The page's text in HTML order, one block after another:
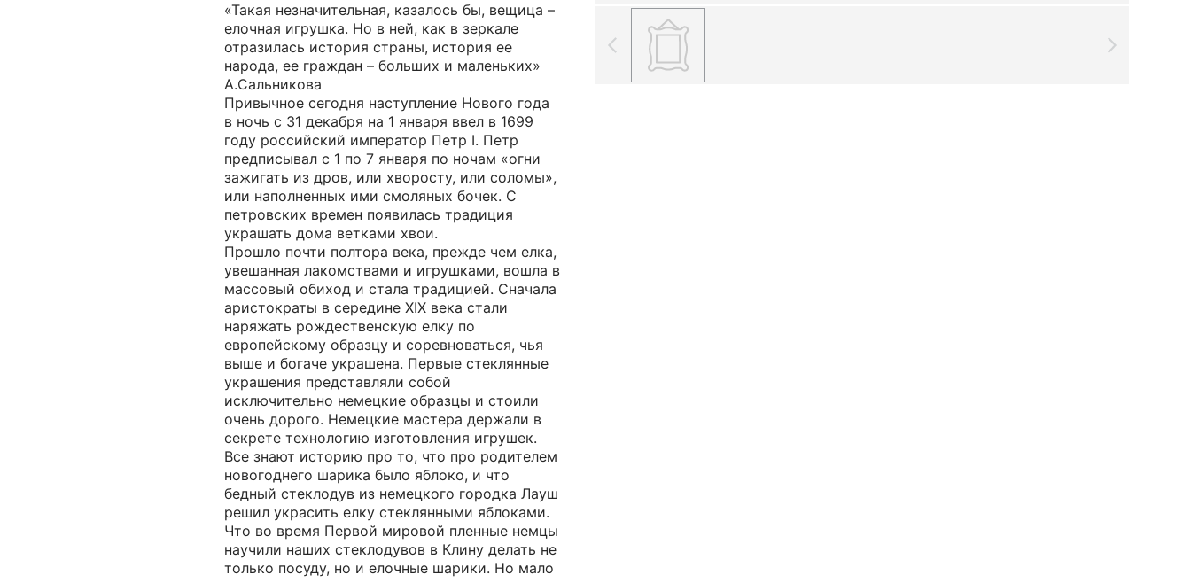
«Такая незначительная, казалось бы, вещица –
елочная игрушка. Но в ней, как в зеркале
отразилась история страны, история ее
народа, ее граждан – больших и маленьких»
А.Сальникова
Привычное сегодня наступление Нового года
в ночь с 31 декабря на 1 января ввел в 1699
году российский император Петр I. Петр
предписывал с 1 по 7 января по ночам «огни
зажигать из дров, или хворосту, или соломы»,
или наполненных ими смоляных бочек. С
петровских времен появилась традиция
украшать дома ветками хвои.
Прошло почти полтора века, прежде чем елка,
увешанная лакомствами и игрушками, вошла в
массовый обиход и стала традицией. Сначала
аристократы в середине XIX века стали
наряжать рождественскую елку по
европейскому образцу и соревноваться, чья
выше и богаче украшена. Первые стеклянные
украшения представляли собой
исключительно немецкие образцы и стоили
очень дорого. Немецкие мастера держали в
секрете технологию изготовления игрушек.
Все знают историю про то, что про родителем
новогоднего шарика было яблоко, и что
бедный стеклодув из немецкого городка Лауш
решил украсить елку стеклянными яблоками.
Что во время Первой мировой пленные немцы
научили наших стеклодувов в Клину делать не
только посуду, но и елочные шарики. Но мало